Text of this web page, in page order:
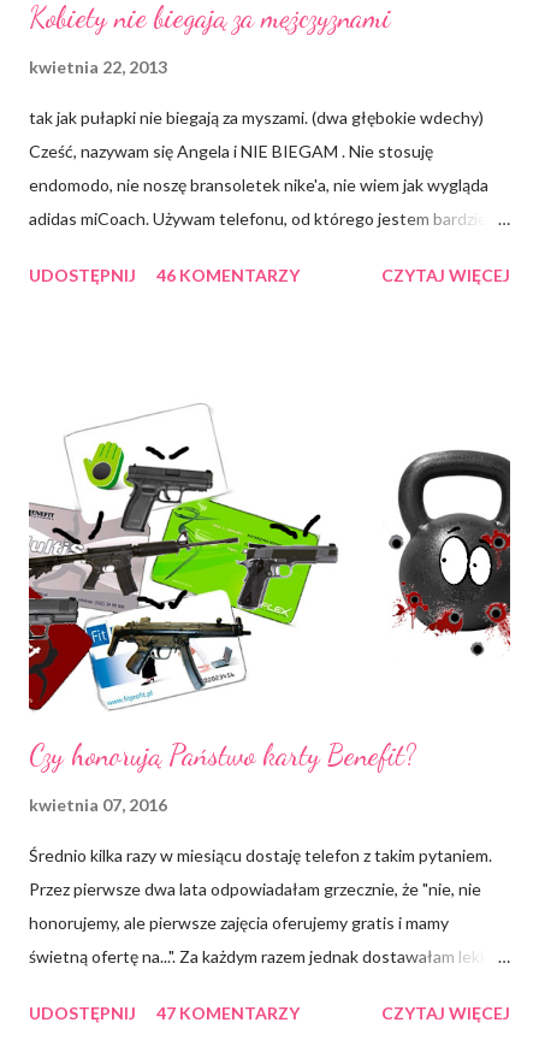
Kobiety nie biegają za mężczyznami
kwietnia 22, 2013
tak jak pułapki nie biegają za myszami. (dwa głębokie wdechy)
Cześć, nazywam się Angela i NIE BIEGAM . Nie stosuję
endomodo, nie noszę bransoletek nike'a, nie wiem jak wygląda
adidas miCoach. Używam telefonu, od którego jestem bardziej
działają. Prawdę mówiąc może dwa razy w życiu biegłam do
ideę "do biegania trzeba się przekonać biegając" , jednak jej
atrakcyjność plasuję w okolicach kotletów sojowych. Jeśli
podzielasz - ta notka jest dla Ciebie. Przeczytałam kilka mądrych
artykułów na temat "biegając bez diety NIE SCHUDNIESZ" .
Pogadałam ze znajomymi, którzy karierę biegania zakończyli na
różnych kontuzjach kostek i kolan . Wysłuchałam zalet,
doceniam element "oczyszczenia głowy z myśli", dostrzegam
ironię przekonania v...
UDOSTĘPNIJ 46 KOMENTARZY CZYTAJ WIĘCEJ
Czy honorują Państwo karty Benefit?
kwietnia 07, 2016
Średnio kilka razy w miesiącu dostaję telefon z takim pytaniem.
Przez pierwsze dwa lata odpowiadałam grzecznie, że "nie, nie
honorujemy, ale pierwsze zajęcia oferujemy gratis i mamy
świetną ofertę na...". Za każdym razem jednak dostawałam lekko
powiedzieć, że drzwi jebiemnietoizmu waliły mnie w twarz . Przez
UDOSTĘPNIJ 47 KOMENTARZY CZYTAJ WIĘCEJ